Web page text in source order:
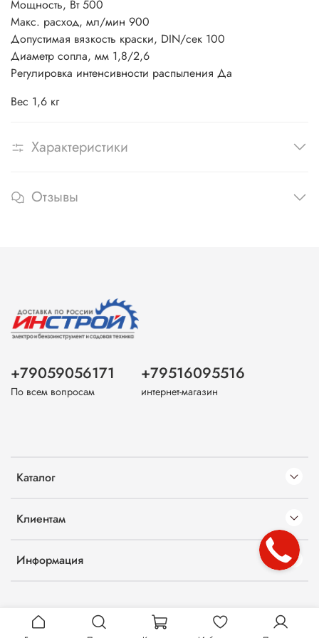
Мощность, Вт 500
Макс. расход, мл/мин 900
Допустимая вязкость краски, DIN/сек 100
Диаметр сопла, мм 1,8/2,6
Регулировка интенсивности распыления Да
Вес 1,6 кг
Характеристики
Отзывы
Каталог
Клиентам
Информация
+79059056171
По всем вопросам
+79516095516
интернет-магазин